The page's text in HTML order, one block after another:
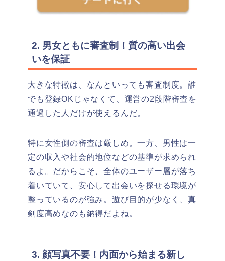
2. 男女ともに審査制！質の高い出会
いを保証
大きな特徴は、なんといっても審査制度。誰
でも登録OKじゃなくて、運営の2段階審査を
通過した人だけが使えるんだ。
特に女性側の審査は厳しめ。一方、男性は一
定の収入や社会的地位などの基準が求められ
るよ。だからこそ、全体のユーザー層が落ち
着いていて、安心して出会いを探せる環境が
整っているのが強み。遊び目的が少なく、真
剣度高めなのも納得だよね。
3. 顔写真不要！内面から始まる新し